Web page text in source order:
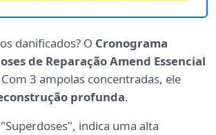
danificados? O Cronograma
de Reparação Amend Essencial
3 ampolas concentradas, ele
profunda.
indica uma alta